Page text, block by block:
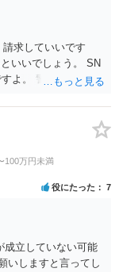
求していいです
いいでしょう。 SN
よ。 警察に行って
100万円未満
役にたった 7
成立していない可能
いしますと言ってし